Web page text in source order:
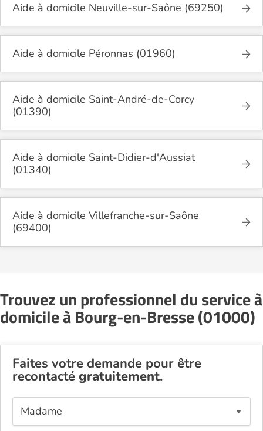
Aide à domicile Neuville-sur-Saône (69250)
Aide à domicile Péronnas (01960)
Aide à domicile Saint-André-de-Corcy
(01390)
Aide à domicile Saint-Didier-d'Aussiat
(01340)
Aide à domicile Villefranche-sur-Saône
(69400)
Trouvez un professionnel du service à
domicile à Bourg-en-Bresse (01000)
Faites votre demande pour être
recontacté gratuitement.